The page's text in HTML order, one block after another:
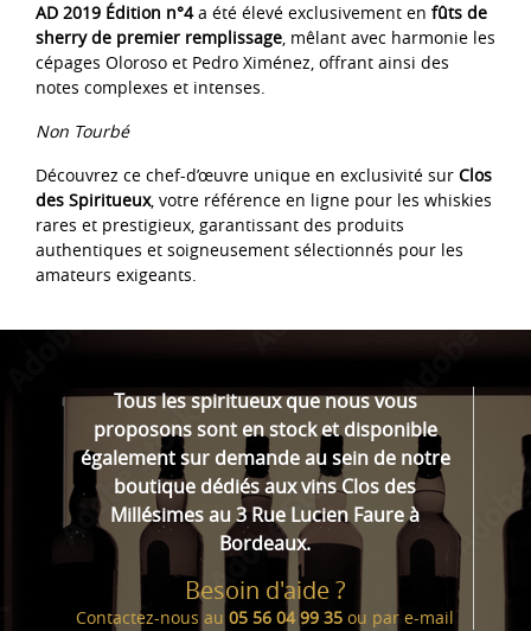
AD 2019 Édition n°4a été élevé exclusivement en fûts de
sherry de premier remplissage, mêlant avec harmonie les
cépages Oloroso et Pedro Ximénez, offrant ainsi des
notes complexes et intenses.
Non Tourbé
Découvrez ce chef-d’œuvre unique en exclusivité sur Clos
des Spiritueux, votre référence en ligne pour les whiskies
rares et prestigieux, garantissant des produits
authentiques et soigneusement sélectionnés pour les
amateurs exigeants.
Tous les spiritueux que nous vous
proposons sont en stock et disponible
également sur demande au sein de notre
boutique dédiés aux vins Clos des
Millésimes au 3 Rue Lucien Faure à
Bordeaux.
Besoin d'aide ?
Contactez-nous au 05 56 04 99 35 ou par e-mail